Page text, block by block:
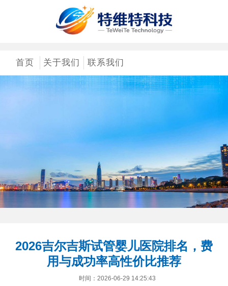
首页 关于我们 联系我们
2026吉尔吉斯试管婴儿医院排名，费
用与成功率高性价比推荐
时间：2026-06-29 14:25:43